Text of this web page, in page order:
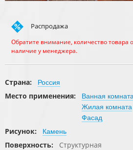
Распродажа
Обратите внимание, количество товара
наличие у менеджера.
Страна: Россия
Место применения:
Ванная комната
Жилая комната
Фасад
Рисунок: Камень
Поверхность:
Структурная